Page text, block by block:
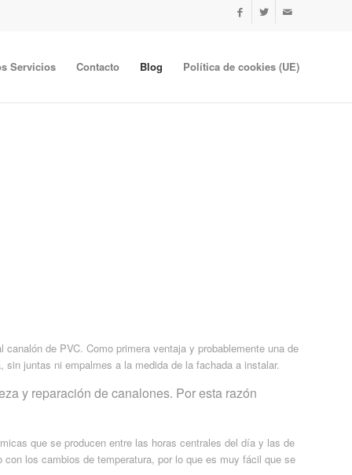
Servicios Contacto Blog Política de cookies (UE)
canalón de PVC. Como primera ventaja y probablemente una de
juntas ni empalmes a la medida de la fachada a instalar.
y reparación de canalones. Por esta razón
que se producen entre las horas centrales del día y las de
los cambios de temperatura, por lo que es muy fácil que se